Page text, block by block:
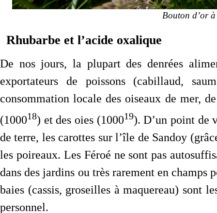
Bouton d’or
Rhubarbe et l’acide oxalique
De nos jours, la plupart des denrées
exportateurs de poissons (cabillaud,
consommation locale des oiseaux de mer,
(100018) et des oies (100019). D’un point de
de terre, les carottes sur l’île de Sandoy
les poireaux. Les Féroé ne sont pas
dans des jardins ou très rarement en champs
baies (cassis, groseilles à maquereau) sont
personnel.